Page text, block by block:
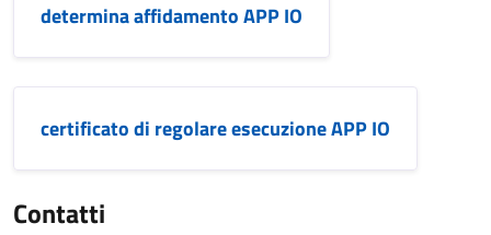
determina affidamento APP IO
certificato di regolare esecuzione APP IO
Contatti